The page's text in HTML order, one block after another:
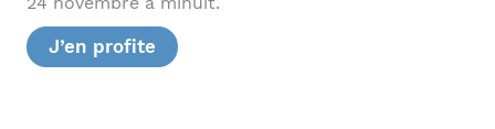
J’en profite